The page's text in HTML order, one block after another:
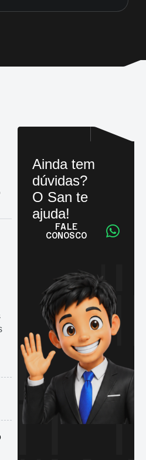
Ainda tem
dúvidas?
O San te
ajuda!
FALE
CONOSCO